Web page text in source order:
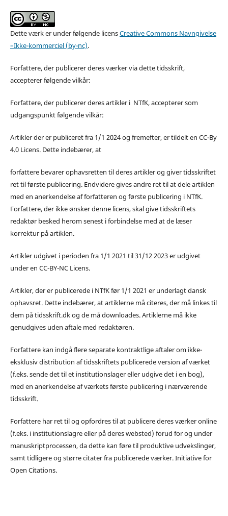
Dette værk er under følgende licensCreative Commons Navngivelse
–Ikke-kommerciel (by-nc).
Forfattere, der publicerer deres værker via dette tidsskrift,
accepterer følgende vilkår:
Forfattere, der publicerer deres artikler i NTfK, accepterer som
udgangspunkt følgende vilkår:
Artikler der er publiceret fra 1/1 2024 og fremefter, er tildelt en CC-By
4.0 Licens. Dette indebærer, at
forfattere bevarer ophavsretten til deres artikler og giver tidsskriftet
ret til første publicering. Endvidere gives andre ret til at dele artiklen
med en anerkendelse af forfatteren og første publicering i NTfK.
Forfattere, der ikke ønsker denne licens, skal give tidsskriftets
redaktør besked herom senest i forbindelse med at de læser
korrektur på artiklen.
Artikler udgivet i perioden fra 1/1 2021 til 31/12 2023 er udgivet
under en CC-BY-NC Licens.
Artikler, der er publicerede i NTfK før 1/1 2021 er underlagt dansk
ophavsret. Dette indebærer, at artiklerne må citeres, der må linkes til
dem på tidsskrift.dk og de må downloades. Artiklerne må ikke
genudgives uden aftale med redaktøren.
Forfattere kan indgå flere separate kontraktlige aftaler om ikke-
eksklusiv distribution af tidsskriftets publicerede version af værket
(f.eks. sende det til et institutionslager eller udgive det i en bog),
med en anerkendelse af værkets første publicering i nærværende
tidsskrift.
Forfattere har ret til og opfordres til at publicere deres værker online
(f.eks. i institutionslagre eller på deres websted) forud for og under
manuskriptprocessen, da dette kan føre til produktive udvekslinger,
samt tidligere og større citater fra publicerede værker. Initiative for
Open Citations.